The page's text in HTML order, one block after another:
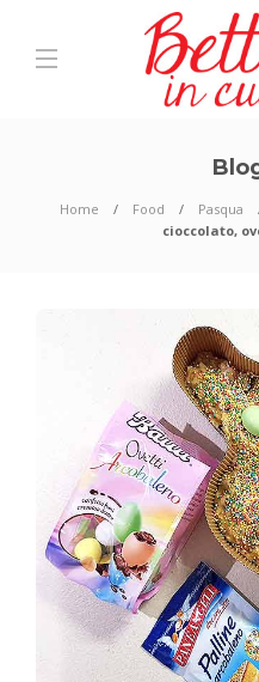
Home Food Pasqua
cioccolato,